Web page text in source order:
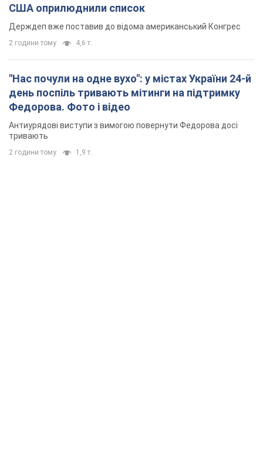
США оприлюднили список
Держдеп вже поставив до відома американський Конгрес
2 години тому 4,6 т.
"Нас почули на одне вухо": у містах України 24-й
день поспіль тривають мітинги на підтримку
Федорова. Фото і відео
Антиурядові виступи з вимогою повернути Федорова досі
тривають
2 години тому 1,9 т.